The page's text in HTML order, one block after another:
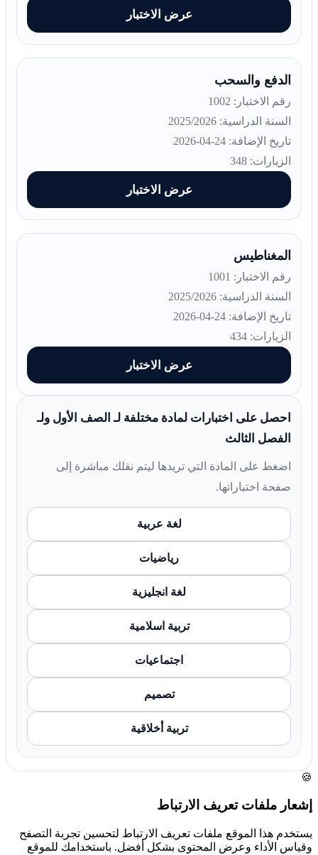
عرض الاختبار
الدفع والسحب
رقم الاختبار: 1002
السنة الدراسية: 2025/2026
تاريخ الإضافة: 24-04-2026
الزيارات: 348
عرض الاختبار
المغناطيس
رقم الاختبار: 1001
السنة الدراسية: 2025/2026
تاريخ الإضافة: 24-04-2026
الزيارات: 434
عرض الاختبار
احصل على اختبارات لمادة مختلفة لـ الصف الأول ولـ
الفصل الثالث
اضغط على المادة التي تريدها ليتم نقلك مباشرة إلى
صفحة اختباراتها.
لغة عربية
رياضيات
لغة انجليزية
تربية اسلامية
اجتماعيات
تصميم
تربية أخلاقية
🍪
إشعار ملفات تعريف الارتباط
يستخدم هذا الموقع ملفات تعريف الارتباط لتحسين تجربة التصفح
وقياس الأداء وعرض المحتوى بشكل أفضل. باستخدامك للموقع